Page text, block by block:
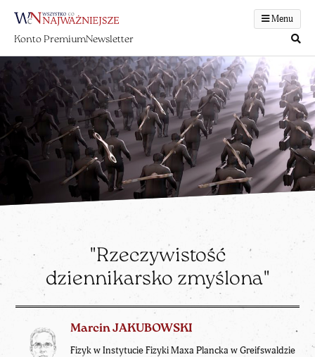
Menu
Konto PremiumNewsletter
"Rzeczywistość
dziennikarsko zmyślona"
Marcin JAKUBOWSKI
Fizyk w Instytucie Fizyki Maxa Plancka w Greifswaldzie